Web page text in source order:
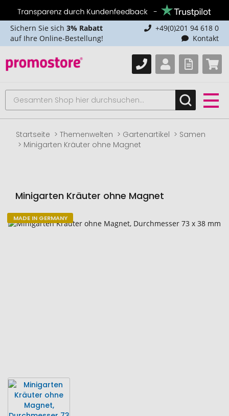
Sichern Sie sich 3% Rabatt
auf Ihre Online-Bestellung!
+49(0)201 94 618 0
Kontakt
Startseite Themenwelten Gartenartikel
Samen
Minigarten Kräuter ohne Magnet
Minigarten Kräuter ohne Magnet
Zum
MADE IN GERMANY